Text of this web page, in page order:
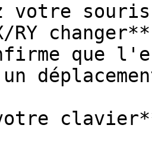
votre
RY
que
un